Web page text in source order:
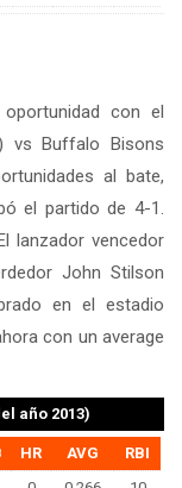
con el
vs Buffalo Bisons
al bate,
el partido de 4-1.
lanzador vencedor
John Stilson
en el estadio
con un average
año 2013)
HR AVG
RBI